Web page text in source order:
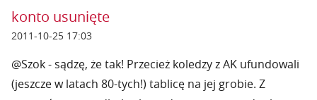
konto usunięte
2011-10-25 17:03
@Szok - sądzę, że tak! Przecież koledzy z AK ufundowali
(jeszcze w latach 80-tych!) tablicę na jej grobie. Z